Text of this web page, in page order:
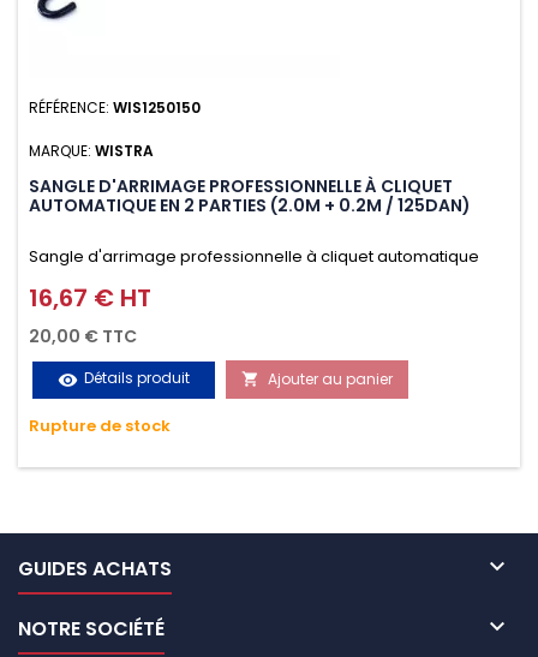
RÉFÉRENCE: WIS1250150
MARQUE: WISTRA
SANGLE D'ARRIMAGE PROFESSIONNELLE À CLIQUET
AUTOMATIQUE EN 2 PARTIES (2.0M + 0.2M / 125DAN)
Sangle d'arrimage professionnelle à cliquet automatique
avec crochet S en 2 parties (2.0M + 0.2M / 125daN), simple et
rapide d'utilisation. Permet d'arrimer et de sécuriser
vos chargements pendant le transport. Matière polyester
très résistante aux UV et aux variations de températures,
n'absorbe pas l'eau.
Prix
16,67 € HT
20,00 € TTC
visibility Détails produit  Ajouter au panier
Rupture de stock
GUIDES ACHATS 
NOTRE SOCIÉTÉ 